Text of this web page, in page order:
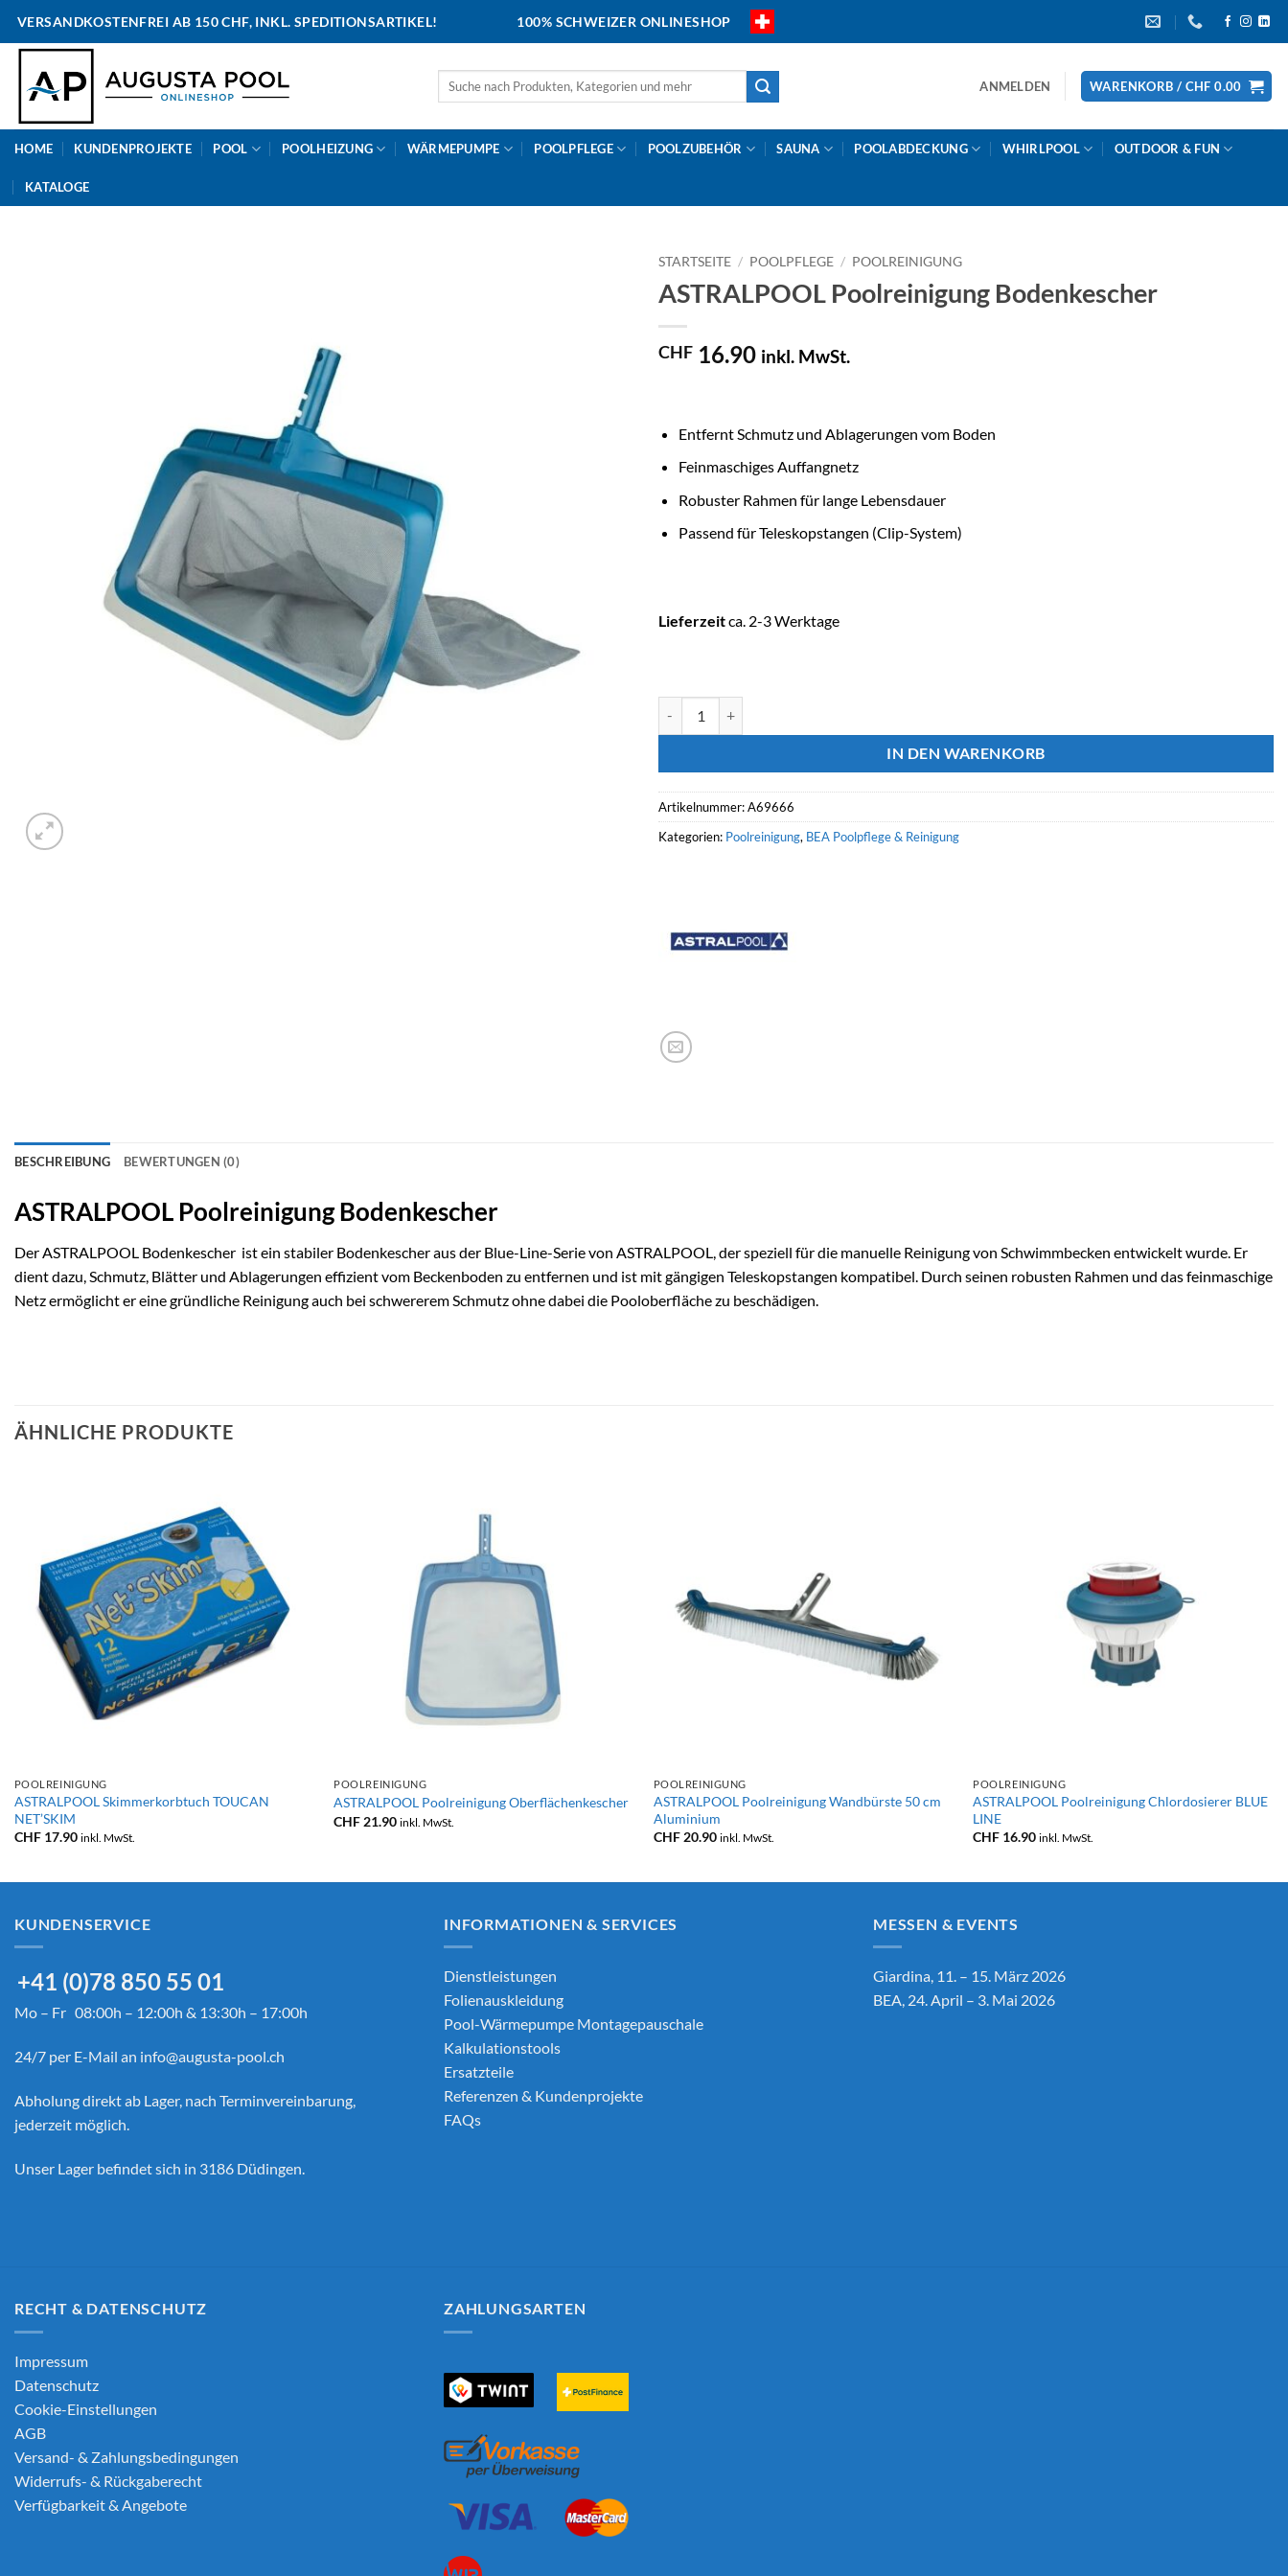
VERSANDKOSTENFREI AB 150 CHF, INKL. SPEDITIONSARTIKEL! 100% SCHWEIZER ONLINESHOP
Suche
ANMELDEN WARENKORB / CHF 0.00
HOME KUNDENPROJEKTE POOL POOLHEIZUNG WÄRMEPUMPE POOLPFLEGE POOLZUBEHÖR SAUNA POOLABDECKUNG WHIRLPOOL OUTDOOR & FUN
KATALOGE
STARTSEITE / POOLPFLEGE / POOLREINIGUNG
ASTRALPOOL Poolreinigung Bodenkescher
CHF 16.90 inkl. MwSt.
Entfernt Schmutz und Ablagerungen vom Boden
Feinmaschiges Auffangnetz
Robuster Rahmen für lange Lebensdauer
Passend für Teleskopstangen (Clip-System)
Lieferzeitca. 2-3 Werktage
IN DEN WARENKORB
Artikelnummer:A69666
Kategorien: Poolreinigung, BEA Poolpflege & Reinigung
BESCHREIBUNG BEWERTUNGEN (0)
ASTRALPOOL Poolreinigung Bodenkescher
Der ASTRALPOOL Bodenkescher ist ein stabiler Bodenkescher aus der Blue-Line-Serie von ASTRALPOOL, der speziell für die manuelle Reinigung von Schwimmbecken entwickelt wurde. Er
dient dazu, Schmutz, Blätter und Ablagerungen effizient vom Beckenboden zu entfernen und ist mit gängigen Teleskopstangen kompatibel. Durch seinen robusten Rahmen und das feinmaschige
Netz ermöglicht er eine gründliche Reinigung auch bei schwererem Schmutz ohne dabei die Pooloberfläche zu beschädigen.
ÄHNLICHE PRODUKTE
POOLREINIGUNG
ASTRALPOOL Skimmerkorbtuch TOUCAN
NET’SKIM
CHF17.90 inkl. MwSt.
POOLREINIGUNG
ASTRALPOOL Poolreinigung Oberflächenkescher
CHF 21.90 inkl. MwSt.
POOLREINIGUNG
ASTRALPOOL Poolreinigung Wandbürste 50 cm
Aluminium
CHF20.90 inkl. MwSt.
POOLREINIGUNG
ASTRALPOOL Poolreinigung Chlordosierer BLUE
LINE
CHF 16.90 inkl. MwSt.
KUNDENSERVICE
+41 (0)78 850 55 01
Mo – Fr 08:00h – 12:00h & 13:30h – 17:00h
24/7 per E-Mail an info@augusta-pool.ch
Abholung direkt ab Lager, nach Terminvereinbarung,
jederzeit möglich.
Unser Lager befindet sich in 3186 Düdingen.
INFORMATIONEN & SERVICES
Dienstleistungen
Folienauskleidung
Pool-Wärmepumpe Montagepauschale
Kalkulationstools
Ersatzteile
Referenzen & Kundenprojekte
FAQs
MESSEN & EVENTS
Giardina, 11. – 15. März 2026
BEA, 24. April – 3. Mai 2026
RECHT & DATENSCHUTZ
Impressum
Datenschutz
Cookie-Einstellungen
AGB
Versand- & Zahlungsbedingungen
Widerrufs- & Rückgaberecht
Verfügbarkeit & Angebote
ZAHLUNGSARTEN